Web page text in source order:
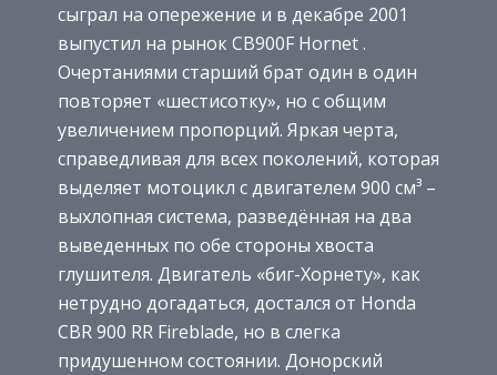
сыграл на опережение и в декабре 2001
выпустил на рынок CB900F Hornet .
Очертаниями старший брат один в один
повторяет «шестисотку», но с общим
увеличением пропорций. Яркая черта,
справедливая для всех поколений, которая
выделяет мотоцикл с двигателем 900 см³ –
выхлопная система, разведённая на два
выведенных по обе стороны хвоста
глушителя. Двигатель «биг-Хорнету», как
нетрудно догадаться, достался от Honda
CBR 900 RR Fireblade, но в слегка
придушенном состоянии. Донорский